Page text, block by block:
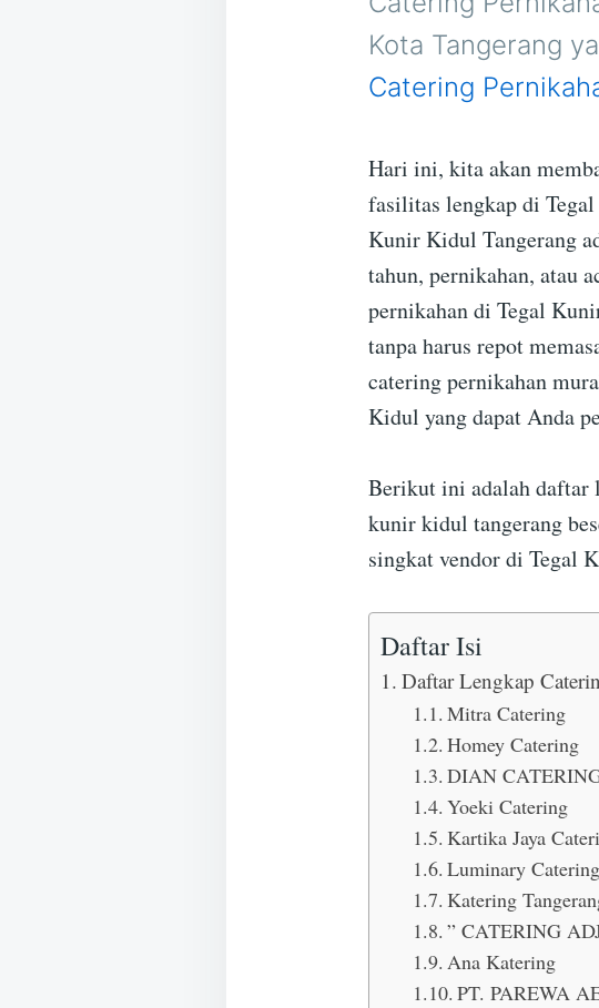
Kota Tangerang
Catering
Hari ini, kita akan
fasilitas lengkap di
Kunir Kidul Tangerang
tahun, pernikahan, atau
pernikahan di Tegal
tanpa harus repot
catering pernikahan
Kidul yang dapat Anda
Berikut ini adalah daftar
kunir kidul tangerang
singkat vendor di Tegal
Daftar Isi
Daftar Lengkap
Mitra Catering
Homey Catering
DIAN
Yoeki Catering
Kartika Jaya
Luminary Catering
Katering
” CATERING
Ana Katering
PT. PAREWA